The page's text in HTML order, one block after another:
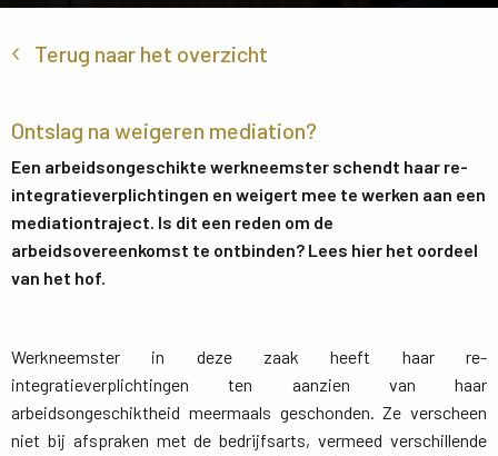
Terug naar het overzicht
Ontslag na weigeren mediation?
Een arbeidsongeschikte werkneemster schendt haar re-
integratieverplichtingen en weigert mee te werken aan een
mediationtraject. Is dit een reden om de
arbeidsovereenkomst te ontbinden? Lees hier het oordeel
van het hof.
Werkneemster in deze zaak heeft haar re-
integratieverplichtingen ten aanzien van haar
arbeidsongeschiktheid meermaals geschonden. Ze verscheen
niet bij afspraken met de bedrijfsarts, vermeed verschillende